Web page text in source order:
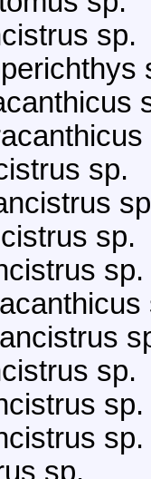
sp.
sp.
sp.
sp.
sp.
sp.
sp.
sp.